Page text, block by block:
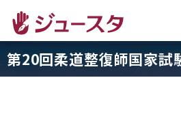
第20回柔道整復師国家試